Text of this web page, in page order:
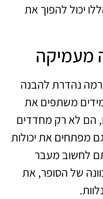
יכול להפוך את
מעמיקה
נהדרת להבנה
משתפים את
הם לא רק מחדדים
מפתחים את יכולות
לחשוב מעבר
של הסופר, את